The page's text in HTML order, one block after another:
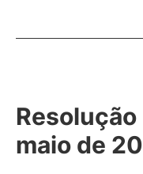
maio de